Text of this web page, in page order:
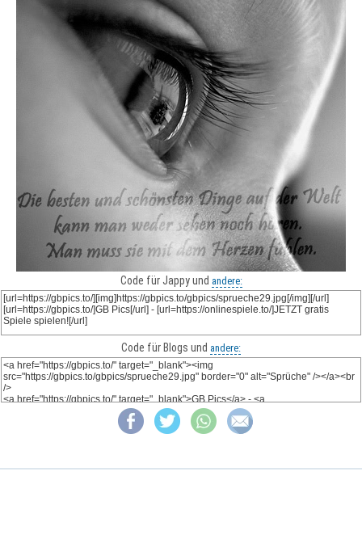
Code für Jappy und andere:
Code für Blogs und andere: